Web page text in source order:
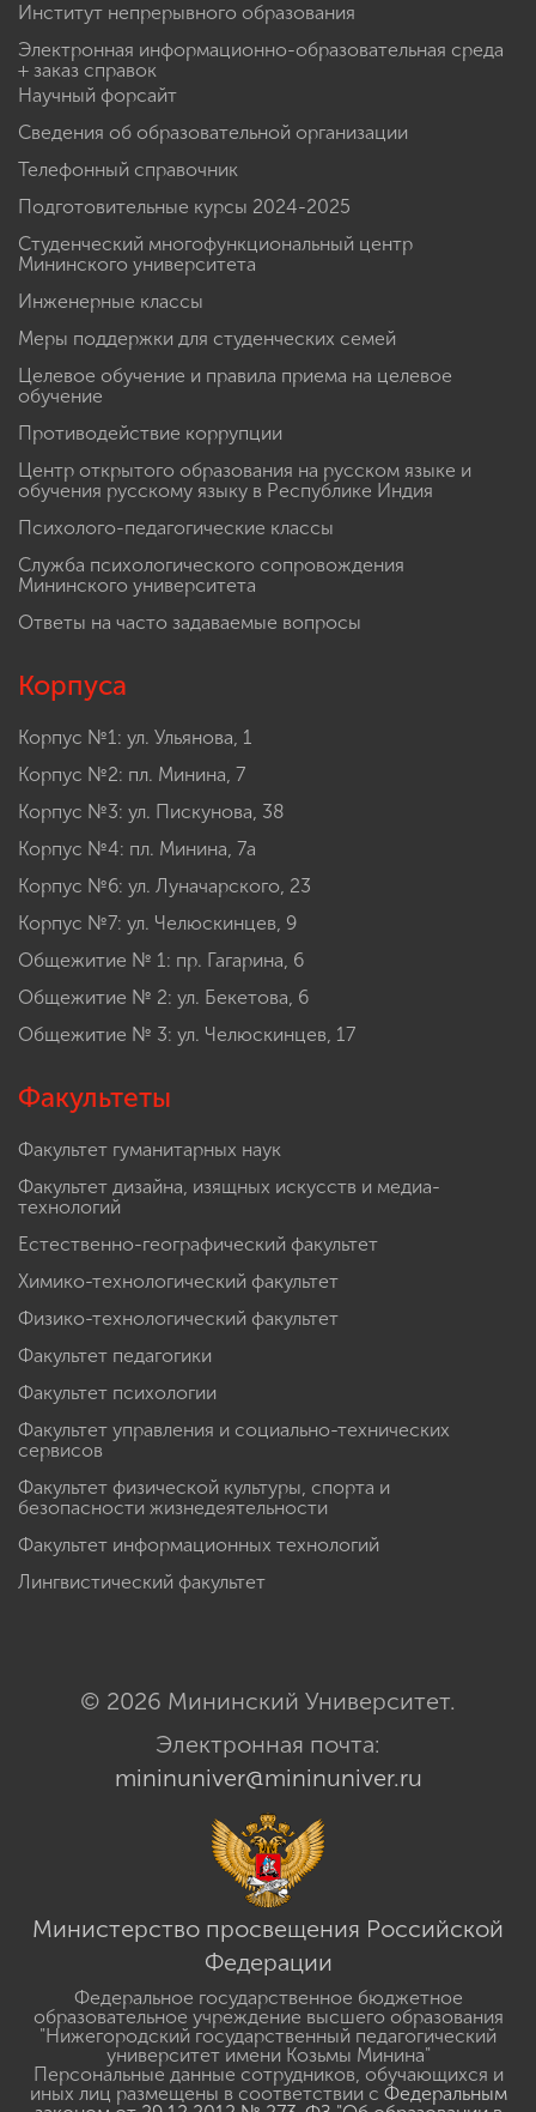
Институт непрерывного образования
Электронная информационно-образовательная среда
+ заказ справок
Научный форсайт
Сведения об образовательной организации
Телефонный справочник
Подготовительные курсы 2024-2025
Студенческий многофункциональный центр
Мининского университета
Инженерные классы
Меры поддержки для студенческих семей
Целевое обучение и правила приема на целевое
обучение
Противодействие коррупции
Центр открытого образования на русском языке и
обучения русскому языку в Республике Индия
Психолого-педагогические классы
Служба психологического сопровождения
Мининского университета
Ответы на часто задаваемые вопросы
Корпуса
Корпус №1: ул. Ульянова, 1
Корпус №2: пл. Минина, 7
Корпус №3: ул. Пискунова, 38
Корпус №4: пл. Минина, 7а
Корпус №6: ул. Луначарского, 23
Корпус №7: ул. Челюскинцев, 9
Общежитие № 1: пр. Гагарина, 6
Общежитие № 2: ул. Бекетова, 6
Общежитие № 3: ул. Челюскинцев, 17
Факультеты
Факультет гуманитарных наук
Факультет дизайна, изящных искусств и медиа-
технологий
Естественно-географический факультет
Химико-технологический факультет
Физико-технологический факультет
Факультет педагогики
Факультет психологии
Факультет управления и социально-технических
сервисов
Факультет физической культуры, спорта и
безопасности жизнедеятельности
Факультет информационных технологий
Лингвистический факультет
© 2026 Мининский Университет.
Электронная почта:
mininuniver@mininuniver.ru
Министерство просвещения Российской
Федерации
Федеральное государственное бюджетное
образовательное учреждение высшего образования
"Нижегородский государственный педагогический
университет имени Козьмы Минина"
Персональные данные сотрудников, обучающихся и
иных лиц размещены в соответствии с Федеральным